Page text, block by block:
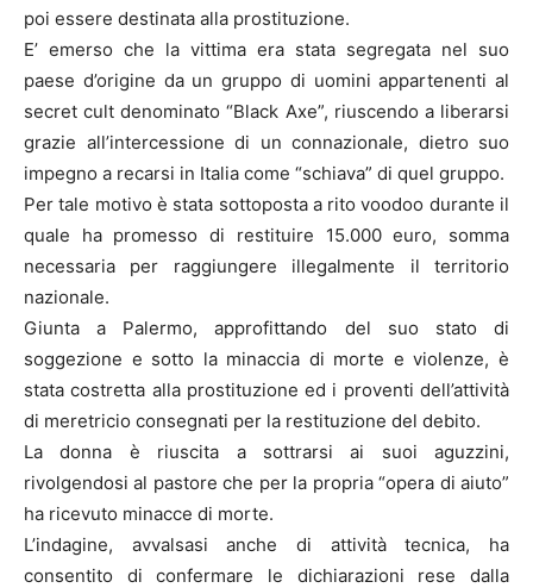
poi essere destinata alla prostituzione.
E’ emerso che la vittima era stata segregata nel suo
paese d’origine da un gruppo di uomini appartenenti al
secret cult denominato “Black Axe”, riuscendo a liberarsi
grazie all’intercessione di un connazionale, dietro suo
impegno a recarsi in Italia come “schiava” di quel gruppo.
Per tale motivo è stata sottoposta a rito voodoo durante il
quale ha promesso di restituire 15.000 euro, somma
necessaria per raggiungere illegalmente il territorio
nazionale.
Giunta a Palermo, approfittando del suo stato di
soggezione e sotto la minaccia di morte e violenze, è
stata costretta alla prostituzione ed i proventi dell’attività
di meretricio consegnati per la restituzione del debito.
La donna è riuscita a sottrarsi ai suoi aguzzini,
rivolgendosi al pastore che per la propria “opera di aiuto”
ha ricevuto minacce di morte.
L’indagine, avvalsasi anche di attività tecnica, ha
consentito di confermare le dichiarazioni rese dalla